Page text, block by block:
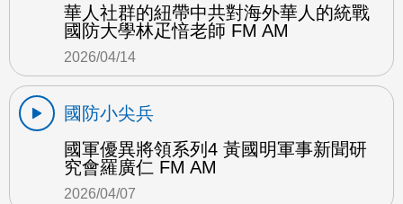
華人社群的紐帶中共對海外華人的統戰
國防大學林疋愔老師 FM AM
2026/04/14
國防小尖兵
國軍優異將領系列4 黃國明軍事新聞研
究會羅廣仁 FM AM
2026/04/07